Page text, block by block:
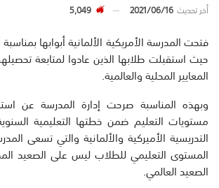
أخر تحديث2021/06/16
5,049
فتحت المدرسة الأمريكية الألمانية أبوابها
حيث استقبلت طلابها الذين عادوا لمتابعة
المعايير المحلية والعالمية.
وبهذه المناسبة صرحت إدارة المدرسة عن
مستويات التعليم ضمن خطتها التعليمية
التدريسية الأميركية والألمانية والتي تسعى
المستوى التعليمي للطلاب ليس على الصعيد
الصعيد العالمي.